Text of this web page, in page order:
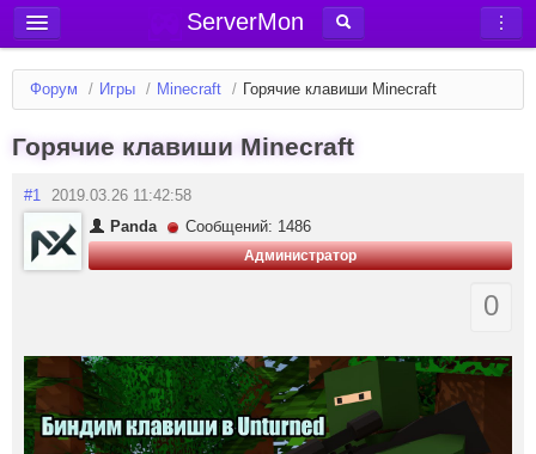
ServerMon
Добавить сервер
Мониторинг серверов
Новости
Статьи
Форум
Форум / Игры / Minecraft / Горячие клавиши Minecraft
Горячие клавиши Minecraft
#1 2019.03.26 11:42:58
Panda
Сообщений: 1486
Администратор
0